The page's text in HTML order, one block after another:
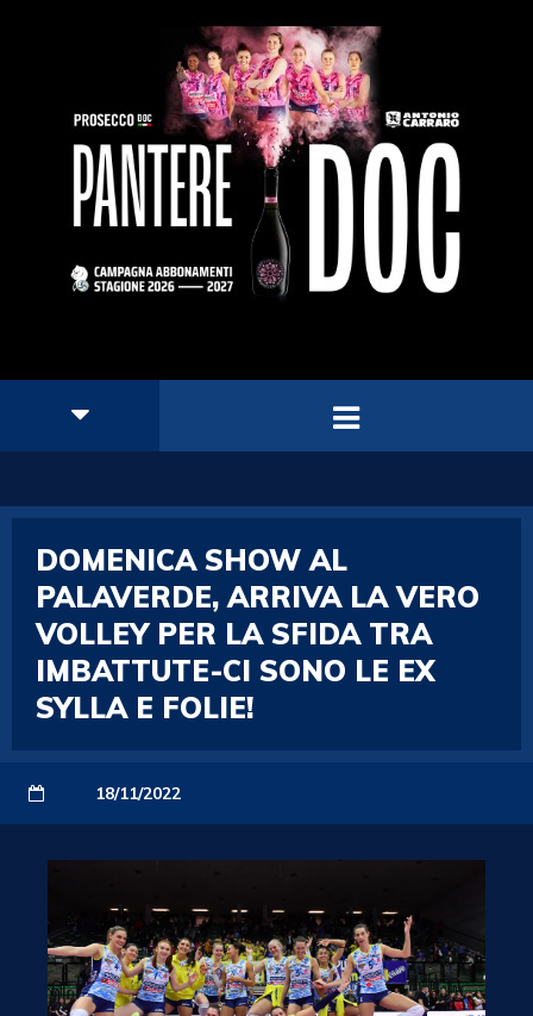
DOMENICA SHOW AL
PALAVERDE, ARRIVA LA VERO
VOLLEY PER LA SFIDA TRA
IMBATTUTE-CI SONO LE EX
SYLLA E FOLIE!
18/11/2022